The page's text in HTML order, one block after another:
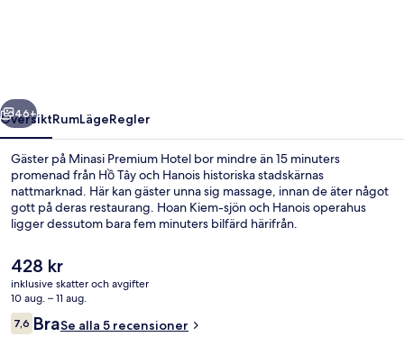
Nästa
46+
ÖversiktRumLägeRegler
Gäster på Minasi Premium Hotel bor mindre än 15 minuters
promenad från Hồ Tây och Hanois historiska stadskärnas
nattmarknad. Här kan gäster unna sig massage, innan de äter något
gott på deras restaurang. Hoan Kiem-sjön och Hanois operahus
ligger dessutom bara fem minuters bilfärd härifrån.
Det
nuvarande
priset
är
428 kr
428 kr
inklusive skatter och avgifter
10 aug. – 11 aug.
Recensioner
7,67,6 av 10,
BraSe alla 5 recensioner